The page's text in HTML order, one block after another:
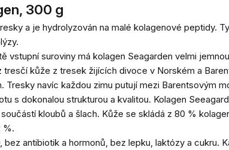
300 g
a je hydrolyzován na malé kolagenové peptidy.
vstupní suroviny má kolagen Seagarden velmi
kůže z tresek žijících divoce v Norském a
Tresky navíc každou zimu putují mezi Barentsovým
s dokonalou strukturou a kvalitou. Kolagen
kloubů a šlach. Kůže se skládá z 80 %
%.
bez antibiotik a hormonů, bez lepku, laktózy a